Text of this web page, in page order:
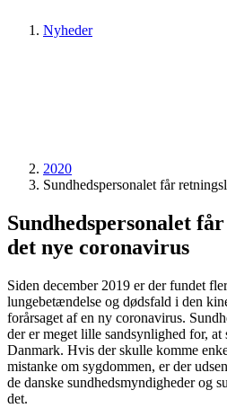
Nyheder
2020
Sundheds­personalet får
Sundheds­personalet
det nye coronavirus
Siden december 2019 er der fundet
lungebetændelse og dødsfald i den
forårsaget af en ny coronavirus.
der er meget lille sandsynlighed for,
Danmark. Hvis der skulle komme
mistanke om sygdommen, er der
de danske sundhedsmyndigheder og
det.